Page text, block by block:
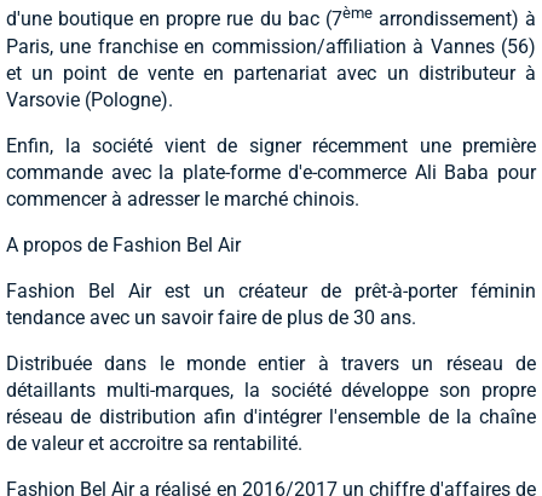
d'une boutique en propre rue du bac (7èmearrondissement) à
Paris, une franchise en commission/affiliation à Vannes (56)
et un point de vente en partenariat avec un distributeur à
Varsovie (Pologne).
Enfin, la société vient de signer récemment une première
commande avec la plate-forme d'e-commerce Ali Baba pour
commencer à adresser le marché chinois.
A propos de Fashion Bel Air
Fashion Bel Air est un créateur de prêt-à-porter féminin
tendance avec un savoir faire de plus de 30 ans.
Distribuée dans le monde entier à travers un réseau de
détaillants multi-marques, la société développe son propre
réseau de distribution afin d'intégrer l'ensemble de la chaîne
de valeur et accroitre sa rentabilité.
Fashion Bel Air a réalisé en 2016/2017 un chiffre d'affaires de